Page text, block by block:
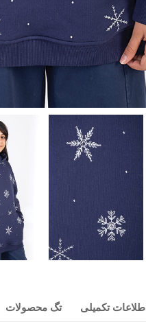
اطلاعات تکمیلی تگ محصولات